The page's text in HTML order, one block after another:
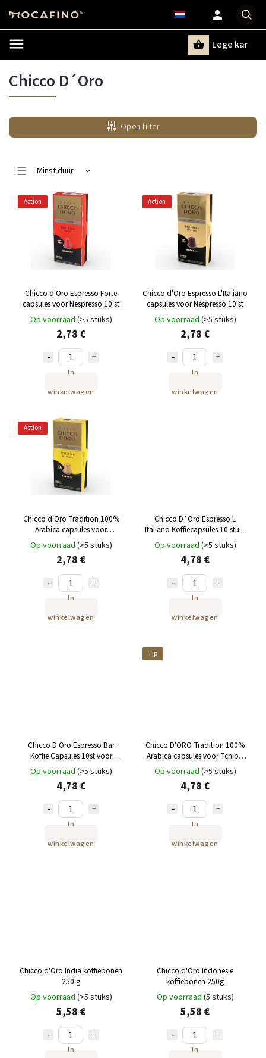
Lege kar
Chicco D´Oro
Open filter
Minst duur
Duurste
Bestsellers
Alfabetisch
Action
Chicco d'Oro Espresso Forte
capsules voor Nespresso 10 st
Op voorraad (>5 stuks)
2,78 €
In
winkelwagen
Action
Chicco d'Oro Espresso L'Italiano
capsules voor Nespresso 10 st
Op voorraad (>5 stuks)
2,78 €
In
winkelwagen
Action
Chicco d'Oro Tradition 100%
Arabica capsules voor
Nespresso, 10 stuks
Op voorraad (>5 stuks)
2,78 €
In
winkelwagen
Chicco D´Oro Espresso L
Italiano Koffiecapsules 10 stuks
voor Tchibo Cafissimo en
Caffitaly
Op voorraad (>5 stuks)
4,78 €
In
winkelwagen
Chicco D'Oro Espresso Bar
Koffie Capsules 10st voor
Tchibo Cafissimo en Caffitaly
Op voorraad (>5 stuks)
4,78 €
In
winkelwagen
Tip
Chicco D'ORO Tradition 100%
Arabica capsules voor Tchibo
Cafissimo en Caffitaly 10 stuks
Op voorraad (>5 stuks)
4,78 €
In
winkelwagen
Chicco d'Oro India koffiebonen
250 g
Op voorraad (>5 stuks)
5,58 €
In
Chicco d'Oro Indonesië
koffiebonen 250g
Op voorraad (5 stuks)
5,58 €
In